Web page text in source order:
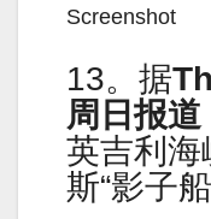
Screenshot
13。据
周日报道
英吉利海
斯“影子